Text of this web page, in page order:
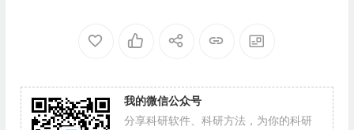
我的微信公众号
分享科研软件、科研方法，为你的科研